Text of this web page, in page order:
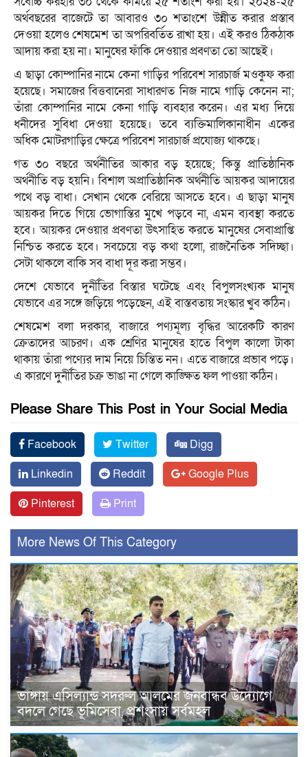
অর্থবছরের বাজেটে তা আবারও ৩০ শতাংশে উন্নীত করার প্রস্তাব
দেওয়া হলেও শেষমেশ তা অপরিবর্তিত রাখা হয়। এই করও ঠিকঠাক
আদায় করা হয় না। মানুষের ফাঁকি দেওয়ার প্রবণতা তো আছেই।
এ ছাড়া কোম্পানির নামে কেনা গাড়ির পরিবেশ সারচার্জ মওকুফ করা
হয়েছে। সমাজের বিত্তবানেরা সাধারণত নিজ নামে গাড়ি কেনেন না;
তাঁরা কোম্পানির নামে কেনা গাড়ি ব্যবহার করেন। এর মধ্য দিয়ে
ধনীদের সুবিধা দেওয়া হয়েছে। তবে ব্যক্তিমালিকানাধীন একের
অধিক মোটরগাড়ির ক্ষেত্রে পরিবেশ সারচার্জ প্রযোজ্য থাকছে।
গত ৩০ বছরে অর্থনীতির আকার বড় হয়েছে; কিন্তু প্রাতিষ্ঠানিক
অর্থনীতি বড় হয়নি। বিশাল অপ্রাতিষ্ঠানিক অর্থনীতি আয়কর আদায়ের
পথে বড় বাধা। সেখান থেকে বেরিয়ে আসতে হবে। এ ছাড়া মানুষ
আয়কর দিতে গিয়ে ভোগান্তির মুখে পড়বে না, এমন ব্যবস্থা করতে
হবে। আয়কর দেওয়ার প্রবণতা উৎসাহিত করতে মানুষের সেবাপ্রাপ্তি
নিশ্চিত করতে হবে। সবচেয়ে বড় কথা হলো, রাজনৈতিক সদিচ্ছা।
সেটা থাকলে বাকি সব বাধা দূর করা সম্ভব।
দেশে যেভাবে দুর্নীতির বিস্তার ঘটেছে এবং বিপুলসংখ্যক মানুষ
যেভাবে এর সঙ্গে জড়িয়ে পড়েছেন, এই বাস্তবতায় সংস্কার খুব কঠিন।
শেষমেশ বলা দরকার, বাজারে পণ্যমূল্য বৃদ্ধির আরেকটি কারণ
ক্রেতাদের আচরণ। এক শ্রেণির মানুষের হাতে বিপুল কালো টাকা
থাকায় তাঁরা পণ্যের দাম নিয়ে চিন্তিত নন। এতে বাজারে প্রভাব পড়ে।
এ কারণে দুর্নীতির চক্র ভাঙা না গেলে কাঙ্ক্ষিত ফল পাওয়া কঠিন।
Please Share This Post in Your Social Media
Facebook Twitter
Digg
Linkedin
Reddit
Google Plus
Pinterest
Print
More News Of This Category
ভাঙ্গায় এসিল্যান্ড সদরুল আলমের জনবান্ধব উদ্যোগে
বদলে গেছে ভূমিসেবা, প্রশংসায় সর্বমহল